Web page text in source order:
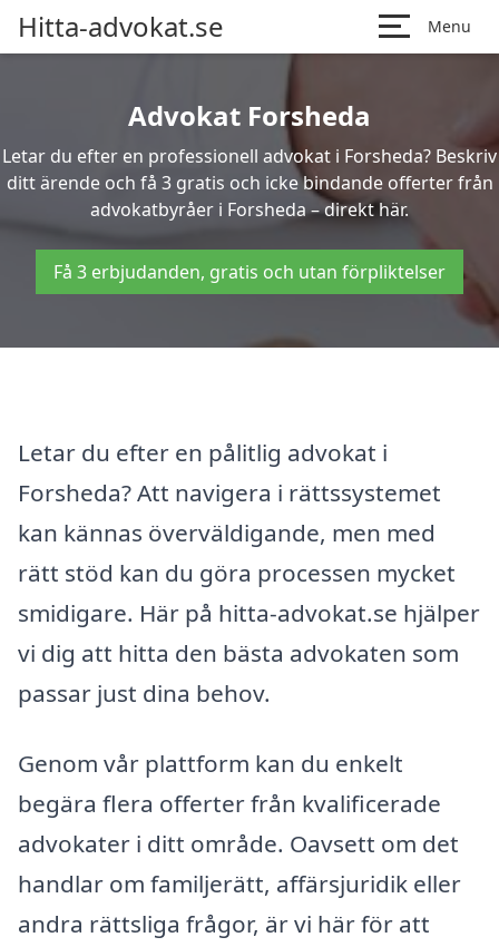
Hitta-advokat.se Menu
Advokat Forsheda
Letar du efter en professionell advokat i Forsheda? Beskriv
ditt ärende och få 3 gratis och icke bindande offerter från
advokatbyråer i Forsheda – direkt här.
Få 3 erbjudanden, gratis och utan förpliktelser
Letar du efter en pålitlig advokat i
Forsheda? Att navigera i rättssystemet
kan kännas överväldigande, men med
rätt stöd kan du göra processen mycket
smidigare. Här på hitta-advokat.se hjälper
vi dig att hitta den bästa advokaten som
passar just dina behov.
Genom vår plattform kan du enkelt
begära flera offerter från kvalificerade
advokater i ditt område. Oavsett om det
handlar om familjerätt, affärsjuridik eller
andra rättsliga frågor, är vi här för att